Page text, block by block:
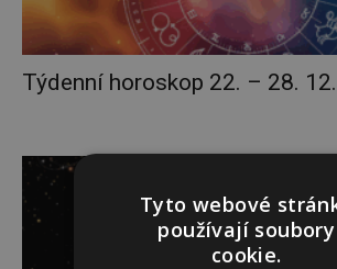
Týdenní horoskop 22. – 28. 12.
Tyto webové
používají soubory
cookie.